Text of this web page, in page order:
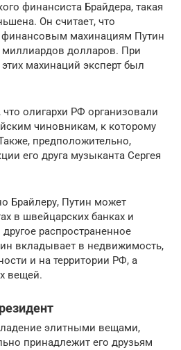
финансиста Брайдера, такая
Он считает, что
финансовым махинациям Путин
миллиардов долларов. При
махинаций эксперт был
олигархи РФ организовали
чиновникам, к которому
предположительно,
его друга музыканта Сергея
Брайлеру, Путин может
в швейцарских банках и
распространенное
вкладывает в недвижимость,
и на территории РФ, а
вещей.
элитными вещами,
принадлежит его друзьям